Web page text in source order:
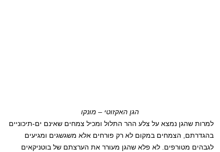
הגן האקזוטי – מונקו
למרות שהגן נמצא על צלע ההר התלול ומכיל צמחים שאינם ים-תיכוניים
בהגדרתם, הצמחים במקום לא רק פורחים אלא משגשגים ומגיעים
לגבהים מטורפים. לא פלא שהגן מעורר את הערצתם של בוטניקאים